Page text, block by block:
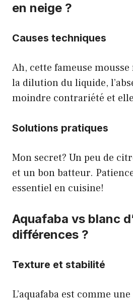
en neige ?
Causes techniques
Ah, cette fameuse
la dilution du liquide,
moindre contrariété et
Solutions pratiques
Mon secret? Un peu de
et un bon batteur.
essentiel en cuisine!
Aquafaba vs blanc
différences ?
Texture et stabilité
L’aquafaba est comme